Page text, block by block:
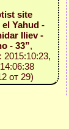
site
el Yahud -
Iliev -
- 33”,
2015:10:23,
от 29)